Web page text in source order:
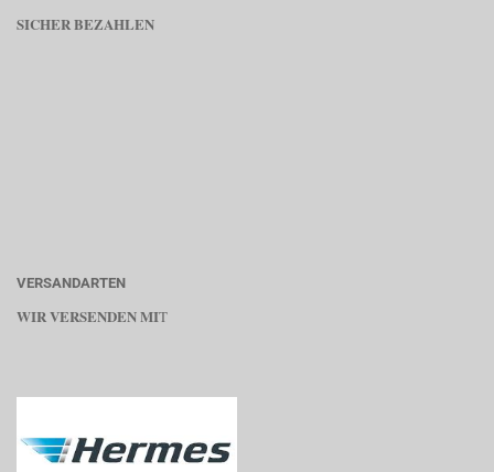
SICHER BEZAHLEN
VERSANDARTEN
WIR VERSENDEN MIT